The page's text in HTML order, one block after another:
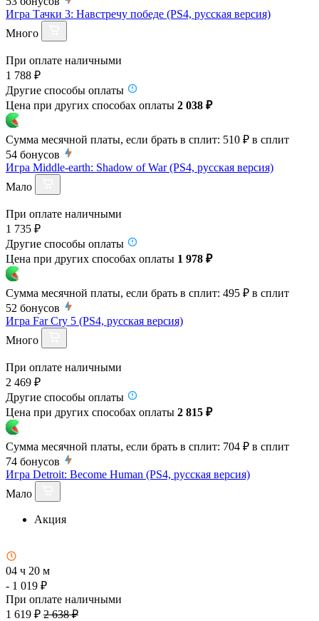
Игра Тачки 3: Навстречу победе (PS4, русская версия)
Много
При оплате наличными
1 788 ₽
Другие способы оплаты
Цена при других способах оплаты 2 038 ₽
Сумма месячной платы, если брать в сплит: 510 ₽ в сплит
54 бонусов
Игра Middle-earth: Shadow of War (PS4, русская версия)
Мало
При оплате наличными
1 735 ₽
Другие способы оплаты
Цена при других способах оплаты 1 978 ₽
Сумма месячной платы, если брать в сплит: 495 ₽ в сплит
52 бонусов
Игра Far Cry 5 (PS4, русская версия)
Много
При оплате наличными
2 469 ₽
Другие способы оплаты
Цена при других способах оплаты 2 815 ₽
Сумма месячной платы, если брать в сплит: 704 ₽ в сплит
74 бонусов
Игра Detroit: Become Human (PS4, русская версия)
Мало
Акция
04 ч 20 м
- 1 019 ₽
При оплате наличными
1 619 ₽ 2 638 ₽